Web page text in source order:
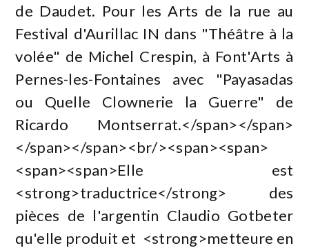
de Daudet. Pour les Arts de la rue au
Festival d'Aurillac IN dans "Théâtre à la
volée" de Michel Crespin, à Font'Arts à
Pernes-les-Fontaines avec "Payasadas
ou Quelle Clownerie la Guerre" de
Ricardo Montserrat.</span></span>
</span></span><br/><span><span>
<span><span>Elle est
<strong>traductrice</strong> des
pièces de l'argentin Claudio Gotbeter
qu'elle produit et <strong>metteure en